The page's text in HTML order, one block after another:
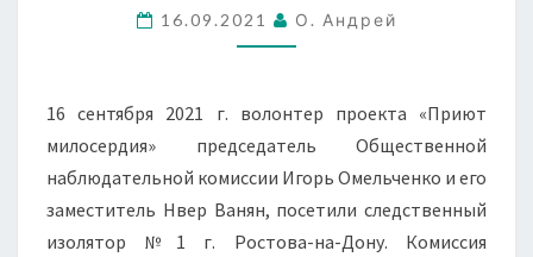
СЛЕДСТВЕННЫЙ
ИЗОЛЯТОР
1
Г.
РОСТОВА-
НА-
ДОНУ
16.09.2021 О. Андрей
16 сентября 2021 г. волонтер проекта «Приют
милосердия» председатель Общественной
наблюдательной комиссии Игорь Омельченко и его
заместитель Нвер Ванян, посетили следственный
изолятор №1 г. Ростова-на-Дону. Комиссия